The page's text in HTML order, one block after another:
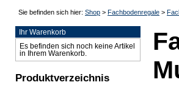
Sie befinden sich hier: Shop > Fachbodenregale >
Ihr Warenkorb
Es befinden sich noch keine Artikel
in Ihrem Warenkorb.
Produktverzeichnis